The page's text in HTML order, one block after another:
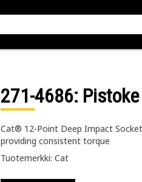
271-4686:
Cat® 12-Point Deep Impact
providing consistent torque
Tuotemerkki: Cat